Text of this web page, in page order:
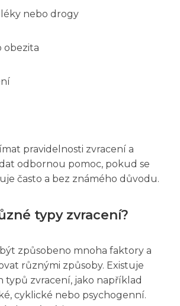
nebo drogy
obezita
pravidelnosti zvracení a
odbornou pomoc, pokud se
často a bez známého důvodu.
typy zvracení?
způsobeno mnoha faktory a
různými způsoby. Existuje
typů zvracení, jako například
cyklické nebo psychogenní.